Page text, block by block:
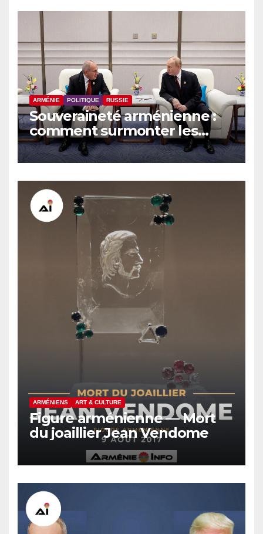
ARMÉNIE POLITIQUE RUSSIE
Souveraineté arménienne :
comment surmonter les
sanctions russes, selon
Hovsep Khurshudyan
ARMÉNIENS ART & CULTURE
Figure arménienne — Mort
du joaillier Jean Vendome